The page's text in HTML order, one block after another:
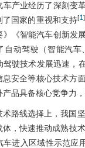
车产业经历了深刻变
了国家的重视和支持[1]
》《智能汽车创新发
自动驾驶（智能汽
驾驶技术发展迅速，
息安全等核心技术方
产品具备核心竞争力
术路线选择上，我国
体，快速推动成熟技
车进入区域性示范应